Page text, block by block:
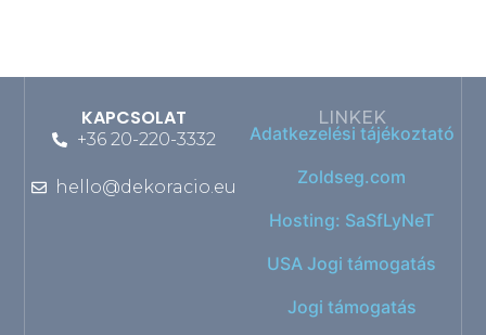
KAPCSOLAT
+36 20-220-3332
hello@dekoracio.eu
LINKEK
Adatkezelési tájékoztató
Zoldseg.com
Hosting: SaSfLyNeT
USA Jogi támogatás
Jogi támogatás